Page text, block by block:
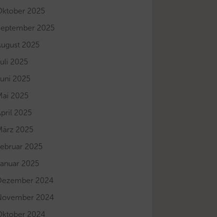
2025
2025
2025
2025
2025
2025
2025
2025
2025
2025
2024
2024
2024